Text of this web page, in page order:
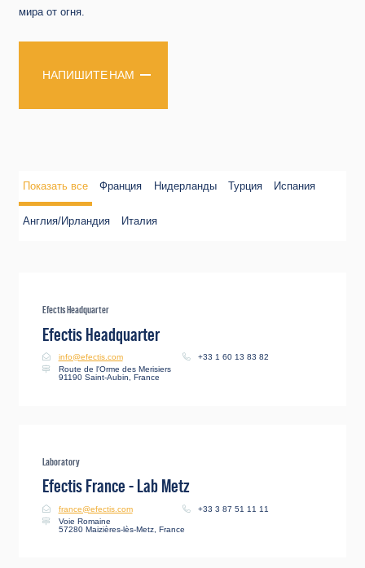
мира от огня.
НАПИШИТЕ НАМ
Показать все Франция Нидерланды Турция Испания
Англия/Ирландия Италия
Efectis Headquarter
Efectis Headquarter
info@efectis.com
+33 1 60 13 83 82
Route de l'Orme des Merisiers
91190 Saint-Aubin, France
Laboratory
Efectis France - Lab Metz
france@efectis.com
+33 3 87 51 11 11
Voie Romaine
57280 Maizières-lès-Metz, France